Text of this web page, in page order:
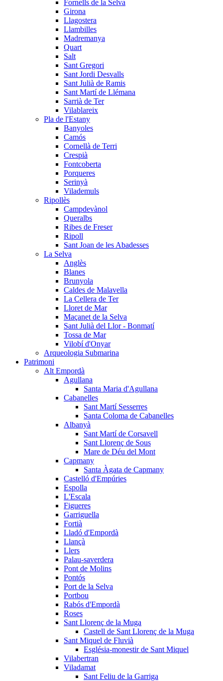
Fornells de la Selva
Girona
Llagostera
Llambilles
Madremanya
Quart
Salt
Sant Gregori
Sant Jordi Desvalls
Sant Julià de Ramis
Sant Martí de Llémana
Sarrià de Ter
Vilablareix
Pla de l'Estany
Banyoles
Camós
Cornellà de Terri
Crespià
Fontcoberta
Porqueres
Serinyà
Vilademuls
Ripollès
Campdevànol
Queralbs
Ribes de Freser
Ripoll
Sant Joan de les Abadesses
La Selva
Anglès
Blanes
Brunyola
Caldes de Malavella
La Cellera de Ter
Lloret de Mar
Maçanet de la Selva
Sant Julià del Llor - Bonmatí
Tossa de Mar
Vilobí d'Onyar
Arqueologia Submarina
Patrimoni
Alt Empordà
Agullana
Santa Maria d'Agullana
Cabanelles
Sant Martí Sesserres
Santa Coloma de Cabanelles
Albanyà
Sant Martí de Corsavell
Sant Llorenç de Sous
Mare de Déu del Mont
Capmany
Santa Àgata de Capmany
Castelló d'Empúries
Espolla
L'Escala
Figueres
Garriguella
Fortià
Lladó d'Empordà
Llançà
Llers
Palau-saverdera
Pont de Molins
Pontós
Port de la Selva
Portbou
Rabós d'Empordà
Roses
Sant Llorenç de la Muga
Castell de Sant Llorenç de la Muga
Sant Miquel de Fluvià
Església-monestir de Sant Miquel
Vilabertran
Viladamat
Sant Feliu de la Garriga